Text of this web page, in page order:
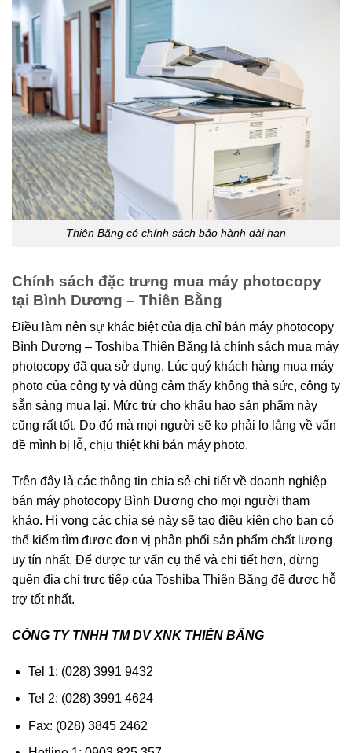
Thiên Băng có chính sách bảo hành dài hạn
Chính sách đặc trưng mua máy photocopy
tại Bình Dương – Thiên Bằng
Điều làm nên sự khác biệt của địa chỉ bán máy photocopy
Bình Dương – Toshiba Thiên Băng là chính sách mua máy
photocopy đã qua sử dụng. Lúc quý khách hàng mua máy
photo của công ty và dùng cảm thấy không thả sức, công ty
sẵn sàng mua lại. Mức trừ cho khấu hao sản phẩm này
cũng rất tốt. Do đó mà mọi người sẽ ko phải lo lắng về vấn
đề mình bị lỗ, chịu thiệt khi bán máy photo.
Trên đây là các thông tin chia sẻ chi tiết về doanh nghiệp
bán máy photocopy Bình Dương cho mọi người tham
khảo. Hi vọng các chia sẻ này sẽ tạo điều kiện cho bạn có
thể kiếm tìm được đơn vị phân phối sản phẩm chất lượng
uy tín nhất. Để được tư vấn cụ thể và chi tiết hơn, đừng
quên địa chỉ trực tiếp của Toshiba Thiên Băng để được hỗ
trợ tốt nhất.
CÔNG TY TNHH TM DV XNK THIÊN BĂNG
Tel 1: (028) 3991 9432
Tel 2: (028) 3991 4624
Fax: (028) 3845 2462